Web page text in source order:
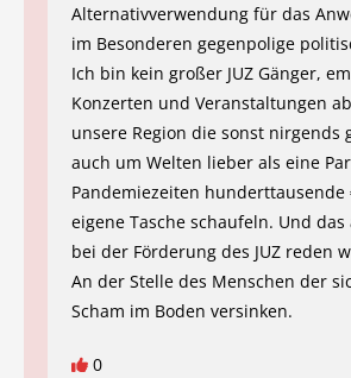
Alternativverwendung für das
im Besonderen gegenpolige
Ich bin kein großer JUZ Gänger,
Konzerten und Veranstaltungen
unsere Region die sonst
auch um Welten lieber als eine
Pandemiezeiten
eigene Tasche schaufeln. Und
bei der Förderung des JUZ reden
An der Stelle des Menschen der
Scham im Boden versinken.
0